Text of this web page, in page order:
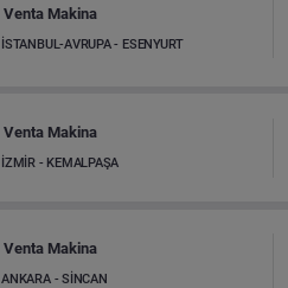
Venta Makina
İSTANBUL-AVRUPA - ESENYURT
Venta Makina
İZMİR - KEMALPAŞA
Venta Makina
ANKARA - SİNCAN